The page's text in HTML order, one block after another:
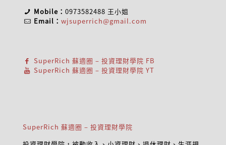
Mobile：0973582488 王小姐
Email：wjsuperrich@gmail.com
SuperRich 蘇適圈 – 投資理財學院 FB
SuperRich 蘇適圈 – 投資理財學院 YT
SuperRich 蘇適圈 – 投資理財學院